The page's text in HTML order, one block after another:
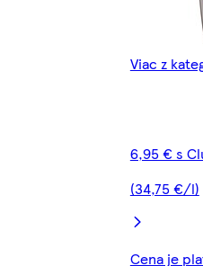
Viac z
6,95 € s
(34,75 €/l)
Cena je